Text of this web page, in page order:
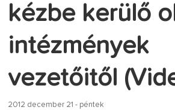
kézbe kerülő
intézmények
vezetőitől
2012 december 21 - péntek